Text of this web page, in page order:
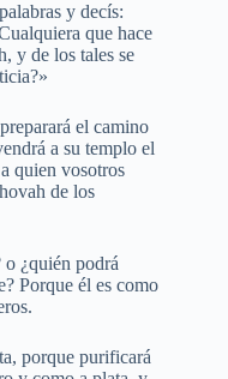
y decís:
que hace
y de los tales se
el camino
a su templo el
quien vosotros
de los
o ¿quién podrá
Porque él es como
porque purificará